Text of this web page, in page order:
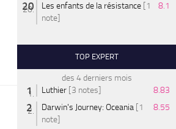
Les enfants de la résistance [1
note]
8.1
TOP EXPERT
des 4 derniers mois
Luthier [3 notes]
8.83
Darwin's Journey: Oceania [1
note]
8.55